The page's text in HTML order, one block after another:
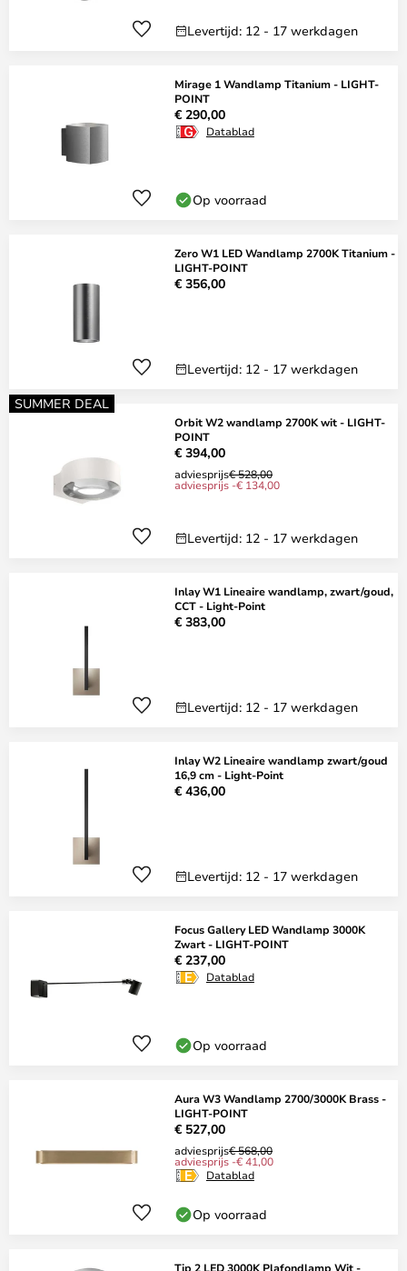
Levertijd: 12 - 17 werkdagen
Mirage 1 Wandlamp Titanium - LIGHT-
POINT
€ 290,00
Datablad
Op voorraad
Zero W1 LED Wandlamp 2700K Titanium -
LIGHT-POINT
€ 356,00
Levertijd: 12 - 17 werkdagen
SUMMER DEAL
Orbit W2 wandlamp 2700K wit - LIGHT-
POINT
€ 394,00
adviesprijs€ 528,00
adviesprijs -€ 134,00
Levertijd: 12 - 17 werkdagen
Inlay W1 Lineaire wandlamp, zwart/goud,
CCT - Light-Point
€ 383,00
Levertijd: 12 - 17 werkdagen
Inlay W2 Lineaire wandlamp zwart/goud
16,9 cm - Light-Point
€ 436,00
Levertijd: 12 - 17 werkdagen
Focus Gallery LED Wandlamp 3000K
Zwart - LIGHT-POINT
€ 237,00
Datablad
Op voorraad
Aura W3 Wandlamp 2700/3000K Brass -
LIGHT-POINT
€ 527,00
adviesprijs€ 568,00
adviesprijs -€ 41,00
Datablad
Op voorraad
Tip 2 LED 3000K Plafondlamp Wit -